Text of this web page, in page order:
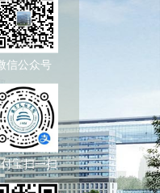
信公众号
宝扫一扫